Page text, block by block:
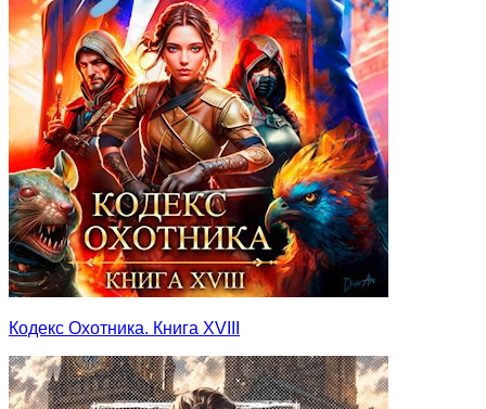
Кодекс Охотника. Книга XVIII